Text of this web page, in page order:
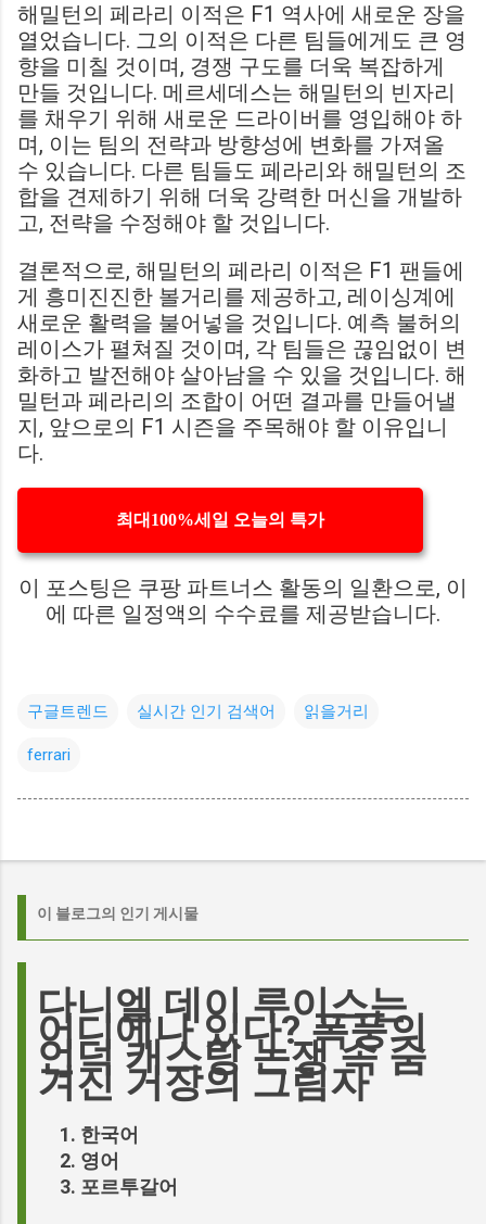
해밀턴의 페라리 이적은 F1 역사에 새로운 장을
열었습니다. 그의 이적은 다른 팀들에게도 큰 영
향을 미칠 것이며, 경쟁 구도를 더욱 복잡하게
만들 것입니다. 메르세데스는 해밀턴의 빈자리
를 채우기 위해 새로운 드라이버를 영입해야 하
며, 이는 팀의 전략과 방향성에 변화를 가져올
수 있습니다. 다른 팀들도 페라리와 해밀턴의 조
합을 견제하기 위해 더욱 강력한 머신을 개발하
고, 전략을 수정해야 할 것입니다.
결론적으로, 해밀턴의 페라리 이적은 F1 팬들에
게 흥미진진한 볼거리를 제공하고, 레이싱계에
새로운 활력을 불어넣을 것입니다. 예측 불허의
레이스가 펼쳐질 것이며, 각 팀들은 끊임없이 변
화하고 발전해야 살아남을 수 있을 것입니다. 해
밀턴과 페라리의 조합이 어떤 결과를 만들어낼
지, 앞으로의 F1 시즌을 주목해야 할 이유입니
다.
최대100%세일 오늘의 특가
이 포스팅은 쿠팡 파트너스 활동의 일환으로, 이
에 따른 일정액의 수수료를 제공받습니다.
구글트렌드 실시간 인기 검색어 읽을거리
ferrari
이 블로그의 인기 게시물
다니엘 데이 루이스는
어디에나 있다? 폭풍의
언덕 캐스팅 논쟁 속 숨
겨진 거장의 그림자
한국어
영어
포르투갈어